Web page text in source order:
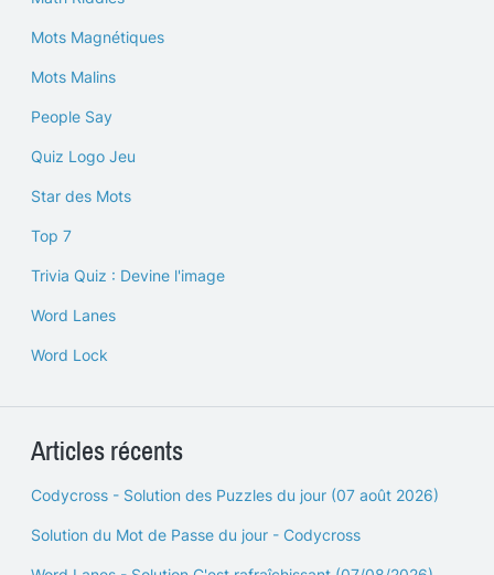
Mots Magnétiques
Mots Malins
People Say
Quiz Logo Jeu
Star des Mots
Top 7
Trivia Quiz : Devine l'image
Word Lanes
Word Lock
Articles récents
Codycross - Solution des Puzzles du jour (07 août 2026)
Solution du Mot de Passe du jour - Codycross